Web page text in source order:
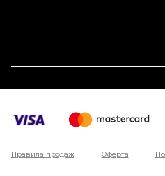
Правила продаж Оферта